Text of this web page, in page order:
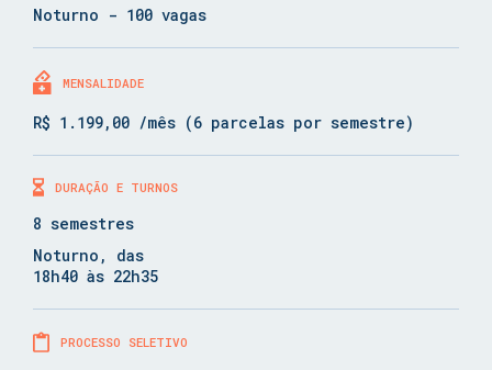
Noturno - 100 vagas
MENSALIDADE
R$ 1.199,00 /mês (6 parcelas por semestre)
DURAÇÃO E TURNOS
8 semestres
Noturno, das
18h40 às 22h35
PROCESSO SELETIVO